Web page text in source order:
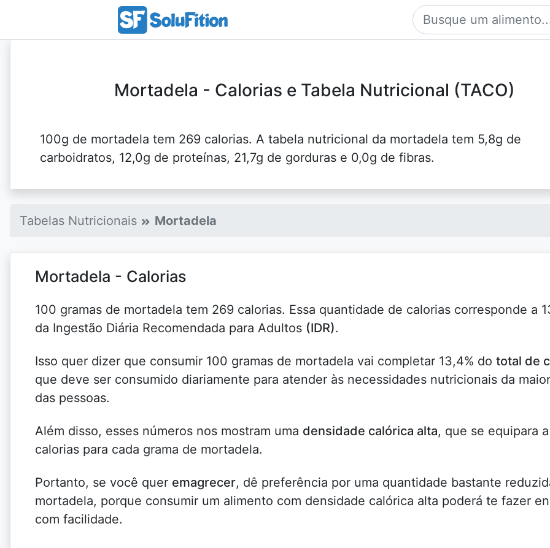
Mortadela - Calorias e Tabela Nutricional (TACO)
100g de mortadela tem 269 calorias. A tabela nutricional da mortadela tem 5,8g de
carboidratos, 12,0g de proteínas, 21,7g de gorduras e 0,0g de fibras.
Tabelas Nutricionais Mortadela
Mortadela - Calorias
100 gramas de mortadela tem 269 calorias. Essa quantidade de calorias corresponde a
da Ingestão Diária Recomendada para Adultos (IDR).
Isso quer dizer que consumir 100 gramas de mortadela vai completar 13,4% do total de
que deve ser consumido diariamente para atender às necessidades nutricionais da
das pessoas.
Além disso, esses números nos mostram uma densidade calórica alta, que se equipara
calorias para cada grama de mortadela.
Portanto, se você quer emagrecer, dê preferência por uma quantidade bastante
mortadela, porque consumir um alimento com densidade calórica alta poderá te fazer
com facilidade.